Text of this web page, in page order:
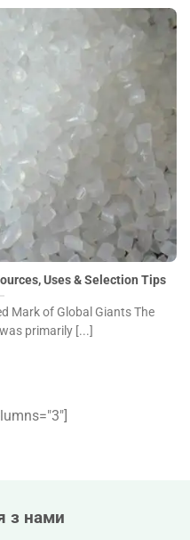
Uses & Selection
Uses & Selection Tips
Mark of Global Giants The
primarily [...]
з нами